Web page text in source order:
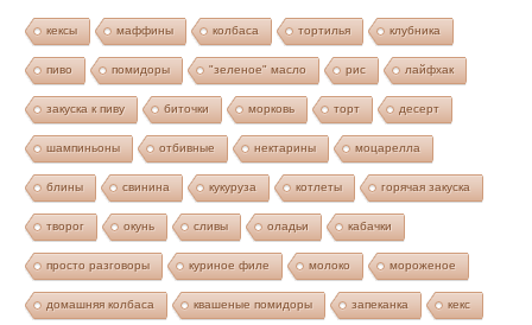
кексы маффины колбаса тортилья клубника
пиво помидоры "зеленое" масло рис лайфхак
закуска к пиву биточки морковь торт десерт
шампиньоны отбивные нектарины моцарелла
блины свинина кукуруза котлеты горячая закуска
творог окунь сливы оладьи кабачки
просто разговоры куриное филе молоко мороженое
домашняя колбаса квашеные помидоры запеканка кекс